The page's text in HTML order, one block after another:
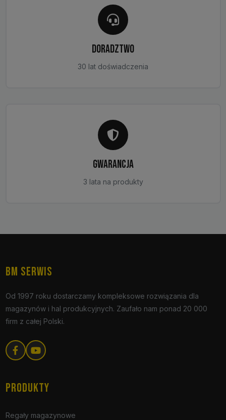
DORADZTWO
30 lat doświadczenia
GWARANCJA
3 lata na produkty
BM SERWIS
Od 1997 roku dostarczamy kompleksowe rozwiązania dla
magazynów i hal produkcyjnych. Zaufało nam ponad 20 000
firm z całej Polski.
PRODUKTY
Regały magazynowe